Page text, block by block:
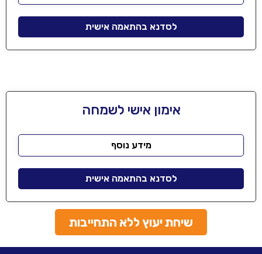
לסדנא בהתאמה אישית
אימון אישי לשמחה
מידע נוסף
לסדנא בהתאמה אישית
שיחת יעוץ ללא התחייבות